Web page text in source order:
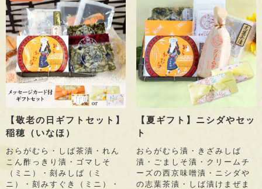
【敬老の日ギフトセット】
稲穂（いなほ）
おらがむら・しば茶漬・れん
こん酢っきり漬・ゴマしそ
（ミニ）・刻みしば（ミ
ニ）・刻みすぐき（ミニ）・
【夏ギフト】ニシダやセッ
ト
おらがむら漬・きざみしば
漬・ごましそ漬・クリームチ
ーズの西京味噌漬・ニシダや
の志葉茶漬・しば漬けまぜま